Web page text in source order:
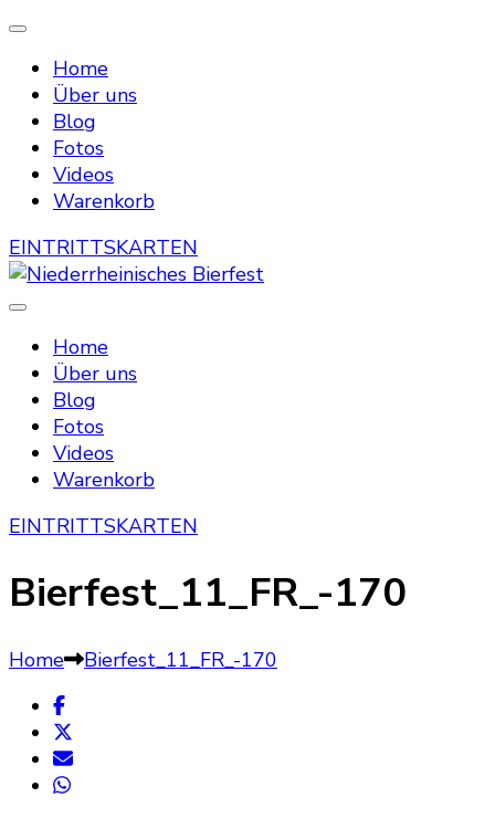
Home
Über uns
Blog
Fotos
Videos
Warenkorb
EINTRITTSKARTEN
Niederrheinisches Bierfest
Home
Über uns
Blog
Fotos
Videos
Warenkorb
EINTRITTSKARTEN
Bierfest_11_FR_-170
Home Bierfest_11_FR_-170